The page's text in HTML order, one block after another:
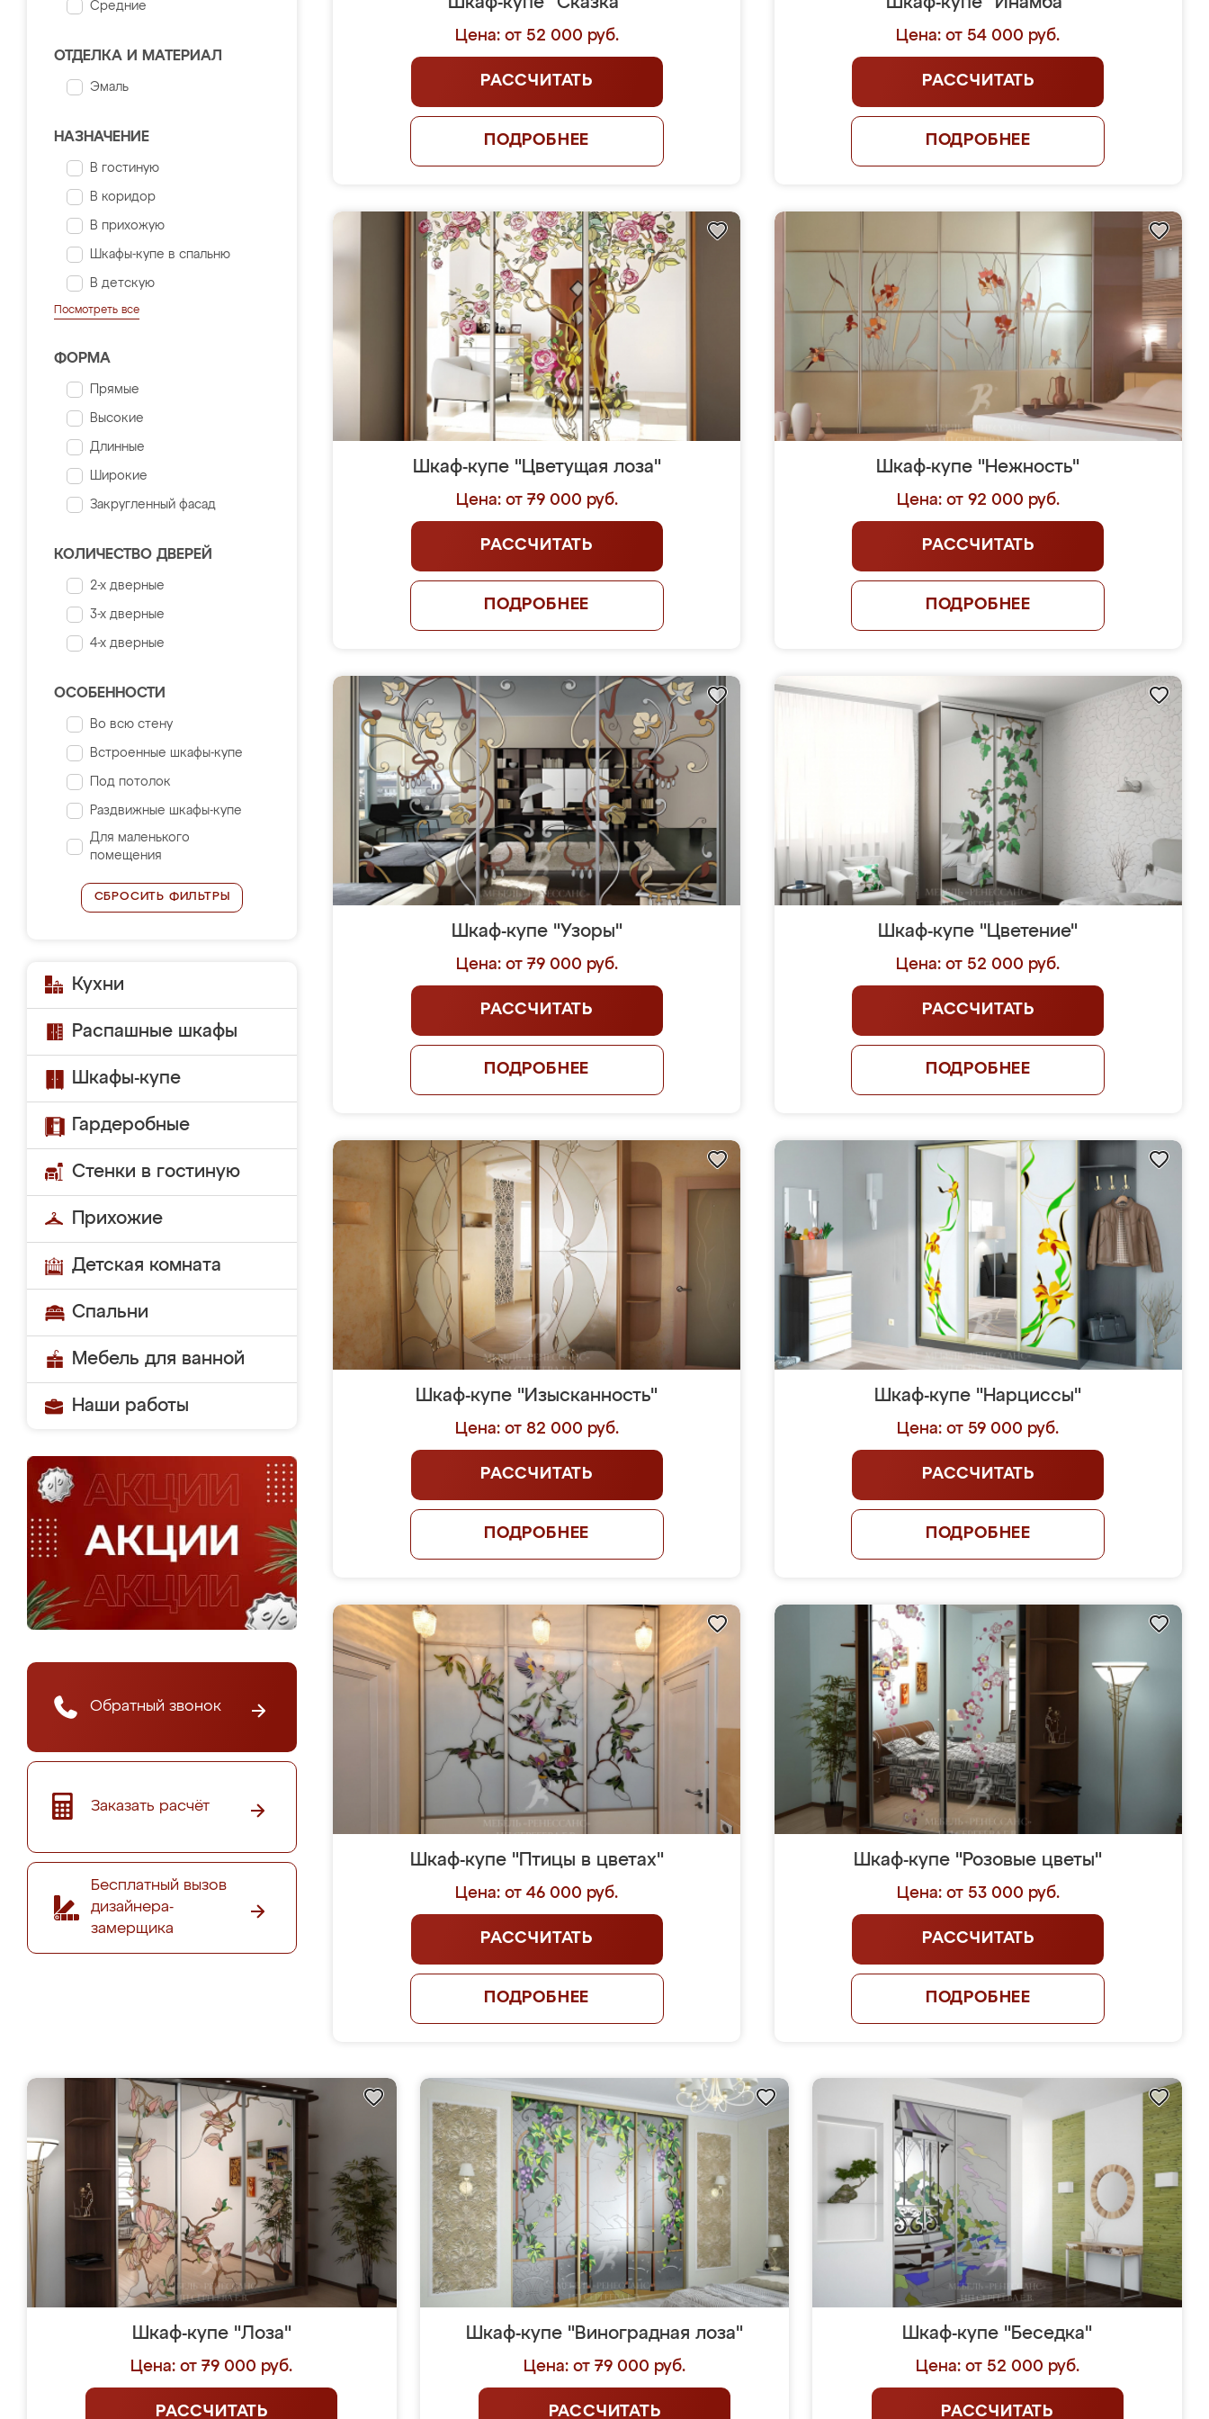
Средние
ОТДЕЛКА И МАТЕРИАЛ
Эмаль
НАЗНАЧЕНИЕ
В гостиную
В коридор
В прихожую
Шкафы-купе в спальню
В детскую
Посмотреть все
ФОРМА
Прямые
Высокие
Длинные
Широкие
Закругленный фасад
КОЛИЧЕСТВО ДВЕРЕЙ
2-х дверные
3-х дверные
4-х дверные
ОСОБЕННОСТИ
Во всю стену
Встроенные шкафы-купе
Под потолок
Раздвижные шкафы-купе
Для маленького
помещения
СБРОСИТЬ ФИЛЬТРЫ
Кухни
Распашные шкафы
Шкафы-купе
Гардеробные
Стенки в гостиную
Прихожие
Детская комната
Спальни
Мебель для ванной
Наши работы
Обратный звонок
Заказать расчёт
Бесплатный вызов
дизайнера-
замерщика
Цена: от 52 000 руб.
РАССЧИТАТЬ
ПОДРОБНЕЕ
Цена: от 54 000 руб.
РАССЧИТАТЬ
ПОДРОБНЕЕ
Шкаф-купе "Цветущая лоза"
Цена: от 79 000 руб.
РАССЧИТАТЬ
ПОДРОБНЕЕ
Шкаф-купе "Нежность"
Цена: от 92 000 руб.
РАССЧИТАТЬ
ПОДРОБНЕЕ
Шкаф-купе "Узоры"
Цена: от 79 000 руб.
РАССЧИТАТЬ
ПОДРОБНЕЕ
Шкаф-купе "Цветение"
Цена: от 52 000 руб.
РАССЧИТАТЬ
ПОДРОБНЕЕ
Шкаф-купе "Изысканность"
Цена: от 82 000 руб.
РАССЧИТАТЬ
ПОДРОБНЕЕ
Шкаф-купе "Нарциссы"
Цена: от 59 000 руб.
РАССЧИТАТЬ
ПОДРОБНЕЕ
Шкаф-купе "Птицы в цветах"
Цена: от 46 000 руб.
РАССЧИТАТЬ
ПОДРОБНЕЕ
Шкаф-купе "Розовые цветы"
Цена: от 53 000 руб.
РАССЧИТАТЬ
ПОДРОБНЕЕ
Шкаф-купе "Лоза"
Цена: от 79 000 руб.
РАССЧИТАТЬ
Шкаф-купе "Виноградная лоза"
Цена: от 79 000 руб.
РАССЧИТАТЬ
Шкаф-купе "Беседка"
Цена: от 52 000 руб.
РАССЧИТАТЬ